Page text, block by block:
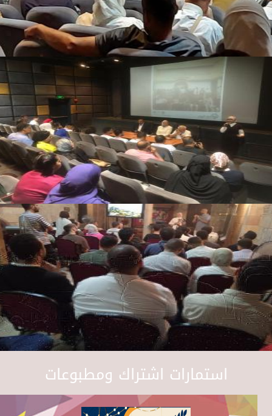
استمارات اشتراك ومطبوعات